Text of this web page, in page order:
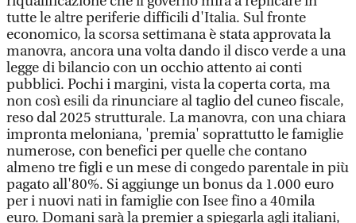
tutte le altre periferie difficili d'Italia. Sul fronte
economico, la scorsa settimana è stata approvata la
manovra, ancora una volta dando il disco verde a una
legge di bilancio con un occhio attento ai conti
pubblici. Pochi i margini, vista la coperta corta, ma
non così esili da rinunciare al taglio del cuneo fiscale,
reso dal 2025 strutturale. La manovra, con una chiara
impronta meloniana, 'premia' soprattutto le famiglie
numerose, con benefici per quelle che contano
almeno tre figli e un mese di congedo parentale in più
pagato all'80%. Si aggiunge un bonus da 1.000 euro
per i nuovi nati in famiglie con Isee fino a 40mila
euro. Domani sarà la premier a spiegarla agli italiani,